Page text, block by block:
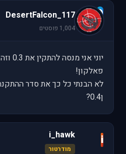
D
DesertFalcon_117
1,004 פוסטים
יוני
פאלקון!
ן0.4?
i
i_hawk
מודרטור